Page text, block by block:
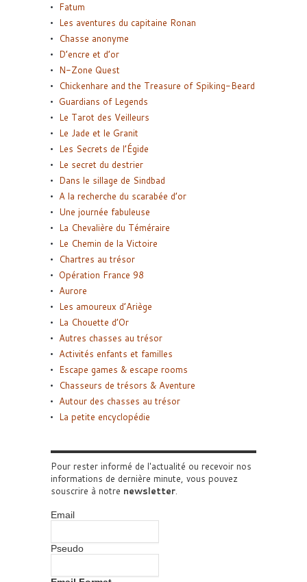
Fatum
Les aventures du capitaine Ronan
Chasse anonyme
D’encre et d’or
N-Zone Quest
Chickenhare and the Treasure of Spiking-Beard
Guardians of Legends
Le Tarot des Veilleurs
Le Jade et le Granit
Les Secrets de l’Égide
Le secret du destrier
Dans le sillage de Sindbad
A la recherche du scarabée d’or
Une journée fabuleuse
La Chevalière du Téméraire
Le Chemin de la Victoire
Chartres au trésor
Opération France 98
Aurore
Les amoureux d’Ariège
La Chouette d’Or
Autres chasses au trésor
Activités enfants et familles
Escape games & escape rooms
Chasseurs de trésors & Aventure
Autour des chasses au trésor
La petite encyclopédie
Pour rester informé de l'actualité ou recevoir nos
informations de dernière minute, vous pouvez
souscrire à notre newsletter.
Email
Pseudo